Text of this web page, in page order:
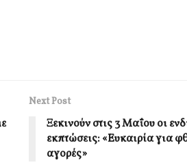
Next Post
Ξεκινούν στις 3 Μαΐου οι
εκπτώσεις: «Ευκαιρία για
αγορές»